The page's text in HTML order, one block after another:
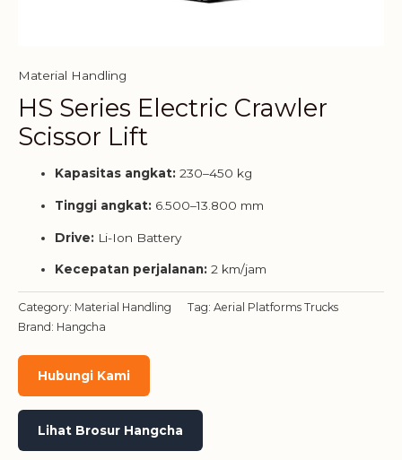
Material Handling
HS Series Electric Crawler
Scissor Lift
Kapasitas angkat: 230–450 kg
Tinggi angkat: 6.500–13.800 mm
Drive: Li-Ion Battery
Kecepatan perjalanan: 2 km/jam
Category: Material Handling Tag: Aerial Platforms Trucks
Brand: Hangcha
Hubungi Kami
Lihat Brosur Hangcha